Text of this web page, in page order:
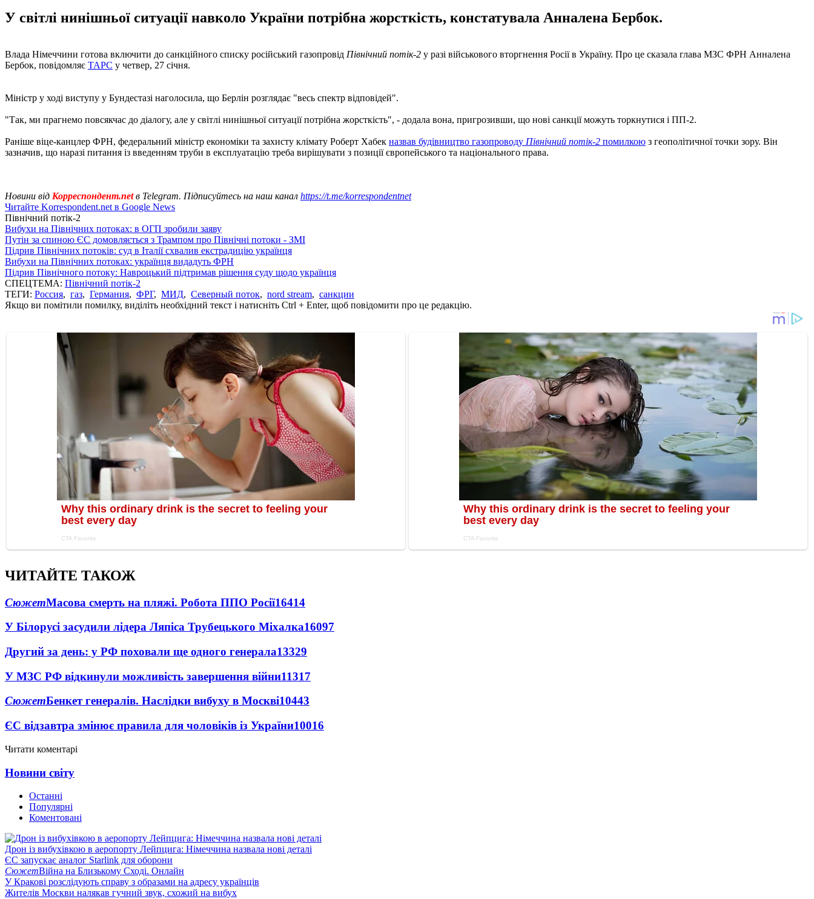
У світлі нинішньої ситуації навколо України потрібна жорсткість, констатувала Анналена Бербок.
Влада Німеччини готова включити до санкційного списку російський газопровід Північний потік-2 у разі військового вторгнення Росії в Україну. Про це сказала глава МЗС ФРН Анналена
Бербок, повідомляє ТАРС у четвер, 27 січня.
Міністр у ході виступу у Бундестазі наголосила, що Берлін розглядає "весь спектр відповідей".
"Так, ми прагнемо повсякчас до діалогу, але у світлі нинішньої ситуації потрібна жорсткість", - додала вона, пригрозивши, що нові санкції можуть торкнутися і ПП-2.
Раніше віце-канцлер ФРН, федеральний міністр економіки та захисту клімату Роберт Хабек назвав будівництво газопроводу Північний потік-2 помилкою з геополітичної точки зору. Він
зазначив, що наразі питання із введенням труби в експлуатацію треба вирішувати з позиції європейського та національного права.
Новини від Корреспондент.netв Telegram. Підписуйтесь на наш канал https://t.me/korrespondentnet
Читайте Korrespondent.net в Google News
Північний потік-2
Вибухи на Північних потоках: в ОГП зробили заяву
Путін за спиною ЄС домовляється з Трампом про Північні потоки - ЗМІ
Підрив Північних потоків: суд в Італії схвалив екстрадицію українця
Вибухи на Північних потоках: українця видадуть ФРН
Підрив Північного потоку: Навроцький підтримав рішення суду щодо українця
СПЕЦТЕМА: Північний потік-2
ТЕГИ: Россия, газ, Германия, ФРГ, МИД, Северный поток, nord stream, санкции
Якщо ви помітили помилку, виділіть необхідний текст і натисніть Ctrl + Enter, щоб повідомити про це редакцію.
ЧИТАЙТЕ ТАКОЖ
СюжетМасова смерть на пляжі. Робота ППО Росії16414
У Білорусі засудили лідера Ляпіса Трубецького Міхалка16097
Другий за день: у РФ поховали ще одного генерала13329
У МЗС РФ відкинули можливість завершення війни11317
СюжетБенкет генералів. Наслідки вибуху в Москві10443
ЄС відзавтра змінює правила для чоловіків із України10016
Читати коментарі
Новини світу
Останні
Популярні
Коментовані
Дрон із вибухівкою в аеропорту Лейпцига: Німеччина назвала нові деталі
ЄС запускає аналог Starlink для оборони
СюжетВійна на Близькому Сході. Онлайн
У Кракові розслідують справу з образами на адресу українців
Жителів Москви налякав гучний звук, схожий на вибух